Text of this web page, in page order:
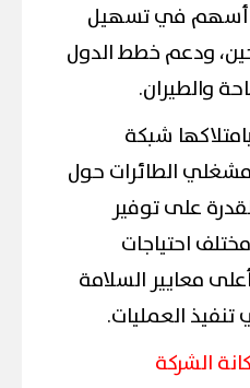
أسهم في تسهيل
ودعم خطط الدول
والطيران.
شبكة
الطائرات حول
على توفير
احتياجات
معايير السلامة
العمليات.
الشركة